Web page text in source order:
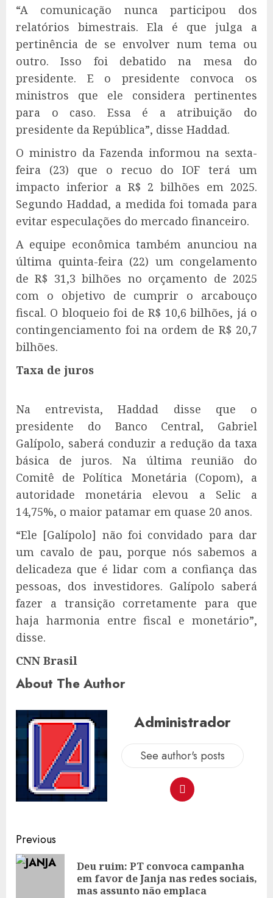
“A comunicação nunca participou dos
relatórios bimestrais. Ela é que julga a
pertinência de se envolver num tema ou
outro. Isso foi debatido na mesa do
presidente. E o presidente convoca os
ministros que ele considera pertinentes
para o caso. Essa é a atribuição do
presidente da República”, disse Haddad.
O ministro da Fazenda informou na sexta-
feira (23) que o recuo do IOF terá um
impacto inferior a R$ 2 bilhões em 2025.
Segundo Haddad, a medida foi tomada para
evitar especulações do mercado financeiro.
A equipe econômica também anunciou na
última quinta-feira (22) um congelamento
de R$ 31,3 bilhões no orçamento de 2025
com o objetivo de cumprir o arcabouço
fiscal. O bloqueio foi de R$ 10,6 bilhões, já o
contingenciamento foi na ordem de R$ 20,7
bilhões.
Taxa de juros
Na entrevista, Haddad disse que o
presidente do Banco Central, Gabriel
Galípolo, saberá conduzir a redução da taxa
básica de juros. Na última reunião do
Comitê de Política Monetária (Copom), a
autoridade monetária elevou a Selic a
14,75%, o maior patamar em quase 20 anos.
“Ele [Galípolo] não foi convidado para dar
um cavalo de pau, porque nós sabemos a
delicadeza que é lidar com a confiança das
pessoas, dos investidores. Galípolo saberá
fazer a transição corretamente para que
haja harmonia entre fiscal e monetário”,
disse.
CNN Brasil
About The Author
Administrador
See author's posts
Post
navigation
Previous
Deu ruim: PT convoca campanha
em favor de Janja nas redes sociais,
mas assunto não emplaca